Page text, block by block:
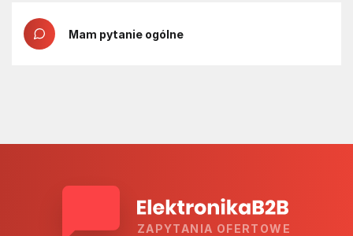
Mam pytanie ogólne
ZAPYTANIA OFERTOWE